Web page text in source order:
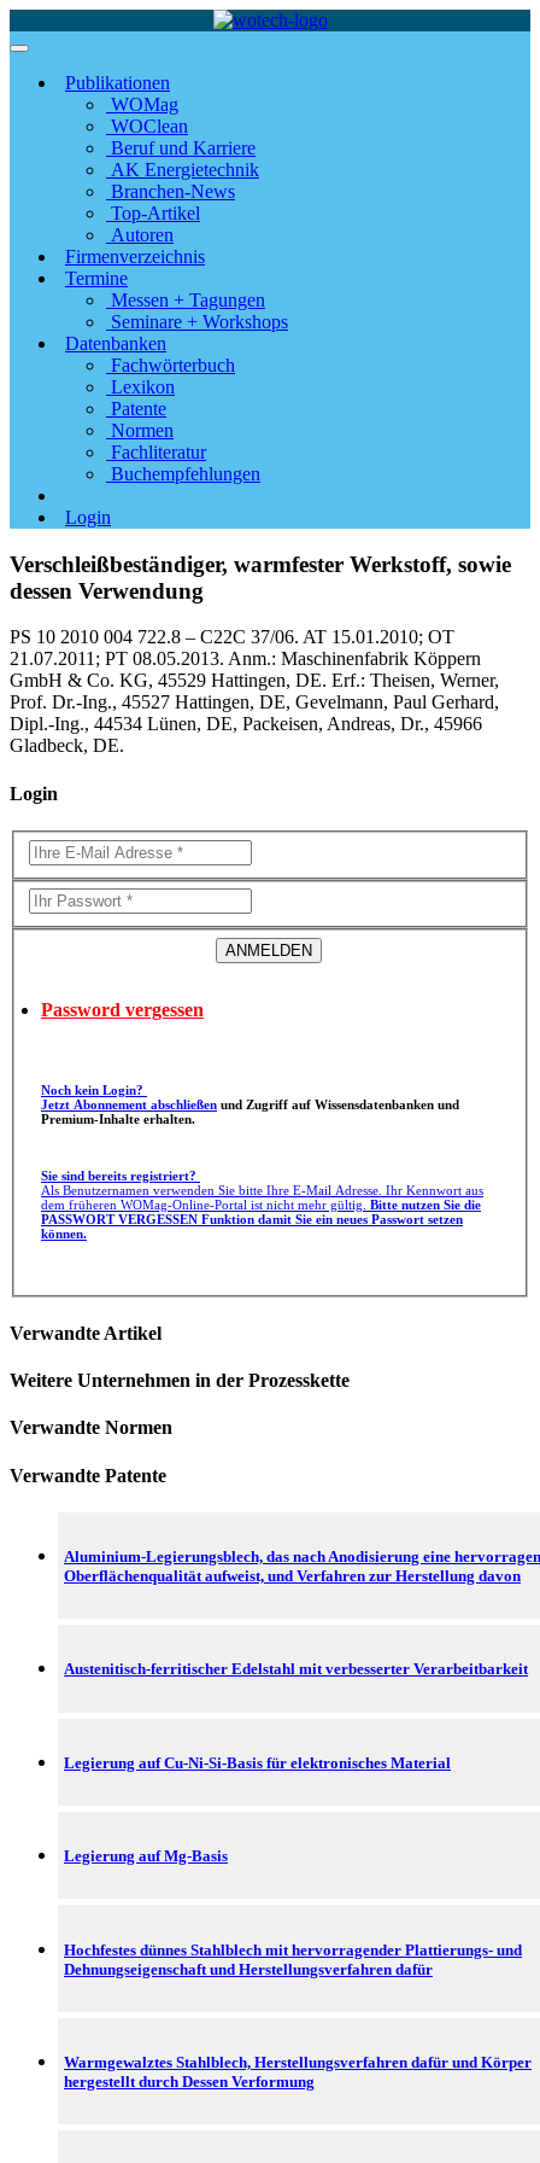
Publikationen
WOMag
WOClean
Beruf und Karriere
AK Energietechnik
Branchen-News
Top-Artikel
Autoren
Firmenverzeichnis
Termine
Messen + Tagungen
Seminare + Workshops
Datenbanken
Fachwörterbuch
Lexikon
Patente
Normen
Fachliteratur
Buchempfehlungen
Login
Verschleißbeständiger, warmfester Werkstoff, sowie
dessen Verwendung
PS 10 2010 004 722.8 – C22C 37/06. AT 15.01.2010; OT
21.07.2011; PT 08.05.2013. Anm.: Maschinenfabrik Köppern
GmbH & Co. KG, 45529 Hattingen, DE. Erf.: Theisen, Werner,
Prof. Dr.-Ing., 45527 Hattingen, DE, Gevelmann, Paul Gerhard,
Dipl.-Ing., 44534 Lünen, DE, Packeisen, Andreas, Dr., 45966
Gladbeck, DE.
Login
Password vergessen
Noch kein Login?
Jetzt Abonnement abschließen
Premium-Inhalte erhalten.
Sie sind bereits registriert?
Als Benutzernamen verwenden Sie bitte Ihre E-Mail Adresse. Ihr Kennwort aus
dem früheren WOMag-Online-Portal ist nicht mehr gültig. Bitte nutzen Sie die
PASSWORT VERGESSEN Funktion damit Sie ein neues Passwort setzen
können.
Verwandte Artikel
Weitere Unternehmen in der Prozesskette
Verwandte Normen
Verwandte Patente
Aluminium-Legierungsblech, das nach Anodisierung eine
Oberflächenqualität aufweist, und Verfahren zur Herstellung davon
Austenitisch-ferritischer Edelstahl mit verbesserter Verarbeitbarkeit
Legierung auf Cu-Ni-Si-Basis für elektronisches Material
Legierung auf Mg-Basis
Hochfestes dünnes Stahlblech mit hervorragender Plattierungs- und
Dehnungseigenschaft und Herstellungsverfahren dafür
Warmgewalztes Stahlblech, Herstellungsverfahren dafür und Körper
hergestellt durch Dessen Verformung